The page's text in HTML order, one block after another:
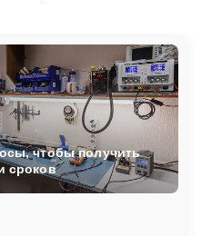
чтобы получить
сроков